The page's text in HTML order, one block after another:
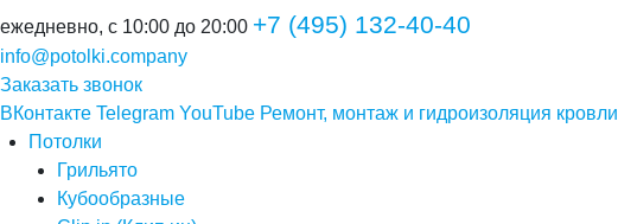
ежедневно, с 10:00 до 20:00 +7 (495) 132-40-40
info@potolki.company
Заказать звонок
ВКонтакте Telegram YouTube Ремонт, монтаж и гидроизоляция кровли
Потолки
Грильято
Кубообразные